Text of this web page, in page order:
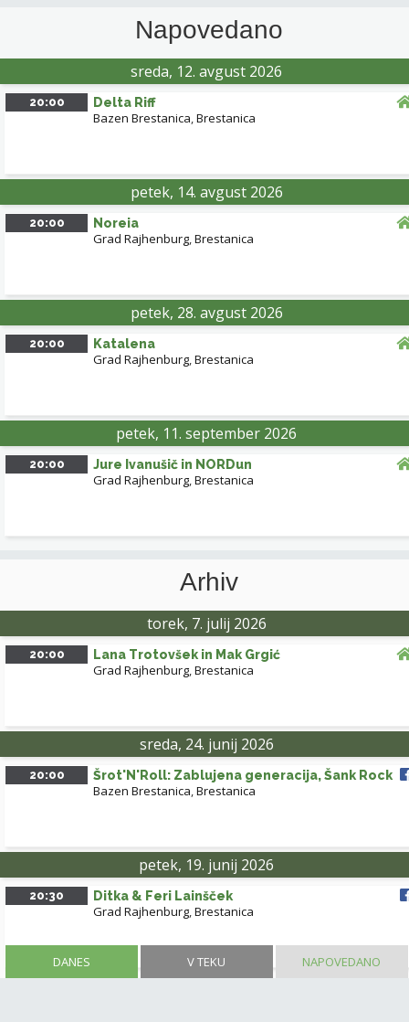
DANES V TEKU NAPOVEDANO
Napovedano
sreda, 12. avgust 2026
20:00 Delta Riff
Bazen Brestanica,Brestanica
petek, 14. avgust 2026
20:00 Noreia
Grad Rajhenburg,Brestanica
petek, 28. avgust 2026
20:00 Katalena
Grad Rajhenburg,Brestanica
petek, 11. september 2026
20:00 Jure Ivanušič in NORDun
Grad Rajhenburg,Brestanica
Arhiv
torek, 7. julij 2026
20:00 Lana Trotovšek in Mak Grgić
Grad Rajhenburg,Brestanica
sreda, 24. junij 2026
20:00 Šrot'N'Roll: Zablujena generacija, Šank Rock
Bazen Brestanica,Brestanica
petek, 19. junij 2026
20:30 Ditka & Feri Lainšček
Grad Rajhenburg,Brestanica